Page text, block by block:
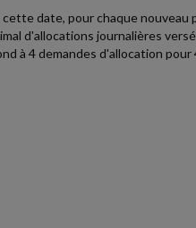
date, pour chaque nouveau
d'allocations journalières
à 4 demandes d'allocation pour